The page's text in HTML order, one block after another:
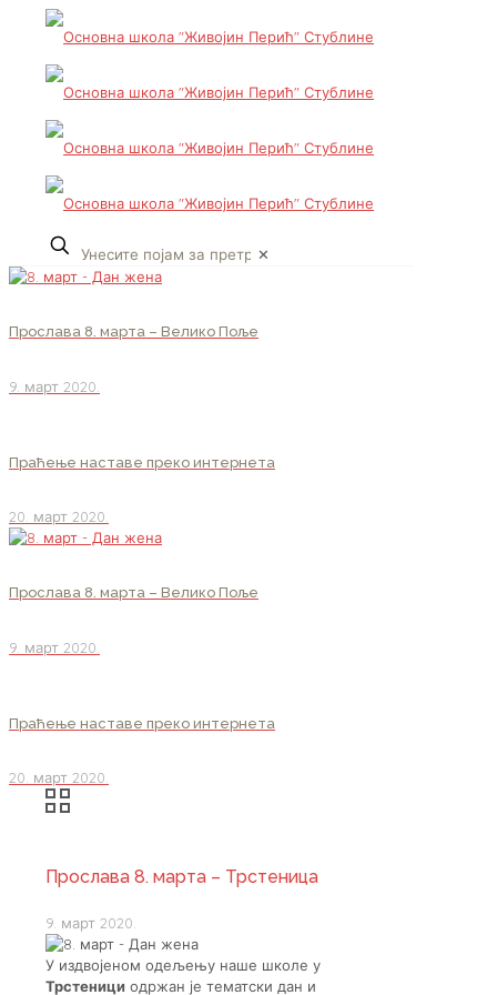
✕
Прослава 8. марта – Велико Поље
9. март 2020.
Праћење наставе преко интернета
20. март 2020.
Прослава 8. марта – Велико Поље
9. март 2020.
Праћење наставе преко интернета
20. март 2020.
Прослава 8. марта – Трстеница
9. март 2020.
У издвојеном одељењу наше школе у
Трстеници одржан је тематски дан и